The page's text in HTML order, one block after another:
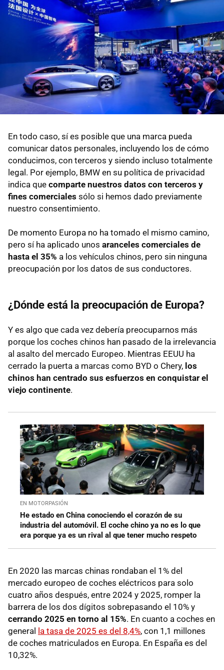
En todo caso, sí es posible que una marca pueda
comunicar datos personales, incluyendo los de cómo
conducimos, con terceros y siendo incluso totalmente
legal. Por ejemplo, BMW en su política de privacidad
indica que comparte nuestros datos con terceros y
fines comerciales sólo si hemos dado previamente
nuestro consentimiento.
De momento Europa no ha tomado el mismo camino,
pero sí ha aplicado unos aranceles comerciales de
hasta el 35% a los vehículos chinos, pero sin ninguna
preocupación por los datos de sus conductores.
¿Dónde está la preocupación de Europa?
Y es algo que cada vez debería preocuparnos más
porque los coches chinos han pasado de la irrelevancia
al asalto del mercado Europeo. Mientras EEUU ha
cerrado la puerta a marcas como BYD o Chery, los
chinos han centrado sus esfuerzos en conquistar el
viejo continente.
EN MOTORPASIÓN
He estado en China conociendo el corazón de su
industria del automóvil. El coche chino ya no es lo que
era porque ya es un rival al que tener mucho respeto
En 2020 las marcas chinas rondaban el 1% del
mercado europeo de coches eléctricos para solo
cuatro años después, entre 2024 y 2025, romper la
barrera de los dos dígitos sobrepasando el 10% y
cerrando 2025 en torno al 15%. En cuanto a coches en
general la tasa de 2025 es del 8,4%, con 1,1 millones
de coches matriculados en Europa. En España es del
10,32%.